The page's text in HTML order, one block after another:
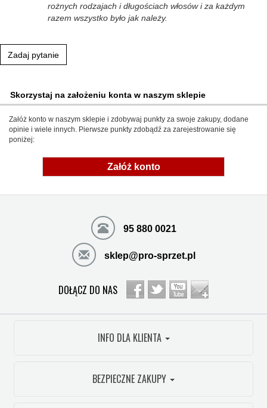
rożnych rodzajach i długościach włosów i za każdym
razem wszystko było jak należy.
Zadaj pytanie
Skorzystaj na założeniu konta w naszym sklepie
Załóż konto w naszym sklepie i zdobywaj punkty za swoje zakupy, dodane
opinie i wiele innych. Pierwsze punkty zdobądź za zarejestrowanie się
poniżej:
Załóż konto
95 880 0021
sklep@pro-sprzet.pl
DOŁĄCZ DO NAS
INFO DLA KLIENTA
BEZPIECZNE ZAKUPY